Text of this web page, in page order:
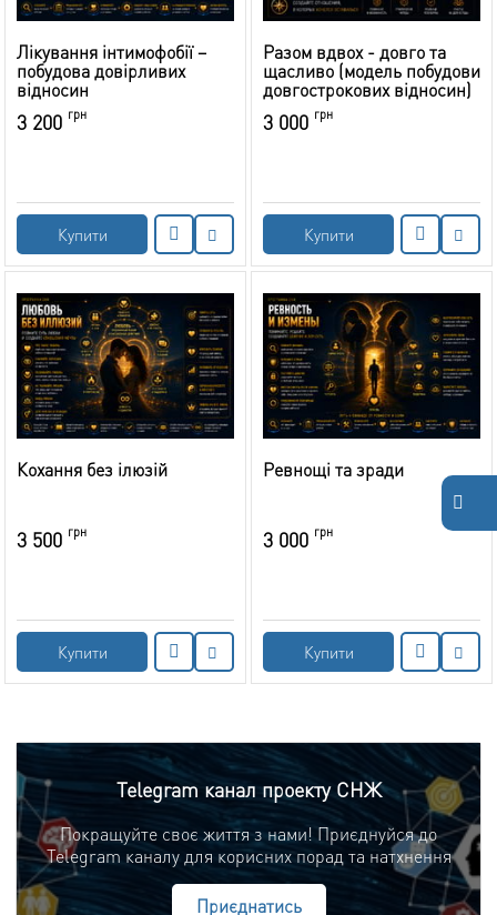
Лікування інтимофобії –
побудова довірливих
відносин
3 200 грн
Купити
Разом вдвох - довго та
щасливо (модель побудови
довгострокових відносин)
3 000 грн
Купити
Кохання без ілюзій
3 500 грн
Купити
Ревнощі та зради
3 000 грн
Купити
Telegram канал проекту СНЖ
Покращуйте своє життя з нами! Приєднуйся до
Telegram каналу для корисних порад та натхнення
Приєднатись